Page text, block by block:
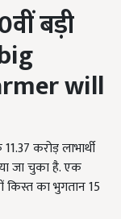
वीं बड़ी
will
करोड़ लाभार्थी
जा चुका है. एक
किस्त का भुगतान 15